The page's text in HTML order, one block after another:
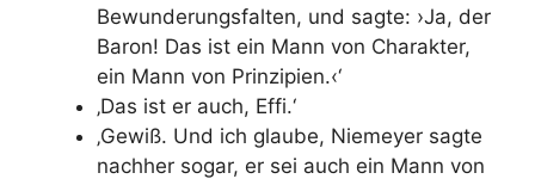
Bewunderungsfalten, und sagte: ›Ja, der
Baron! Das ist ein Mann von Charakter,
ein Mann von Prinzipien.‹‘
‚Das ist er auch, Effi.‘
‚Gewiß. Und ich glaube, Niemeyer sagte
nachher sogar, er sei auch ein Mann von